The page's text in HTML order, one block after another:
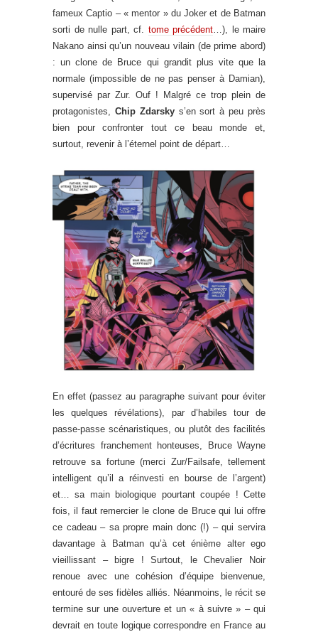
fameux Captio – « mentor » du Joker et de Batman
sorti de nulle part, cf. tome précédent …), le maire
Nakano ainsi qu’un nouveau vilain (de prime abord)
: un clone de Bruce qui grandit plus vite que la
normale (impossible de ne pas penser à Damian),
supervisé par Zur. Ouf ! Malgré ce trop plein de
protagonistes, Chip Zdarskys’en sort à peu près
bien pour confronter tout ce beau monde et,
surtout, revenir à l’éternel point de départ…
En effet (passez au paragraphe suivant pour éviter
les quelques révélations), par d’habiles tour de
passe-passe scénaristiques, ou plutôt des facilités
d’écritures franchement honteuses, Bruce Wayne
retrouve sa fortune (merci Zur/Failsafe, tellement
intelligent qu’il a réinvesti en bourse de l’argent)
et… sa main biologique pourtant coupée ! Cette
fois, il faut remercier le clone de Bruce qui lui offre
ce cadeau – sa propre main donc (!) – qui servira
davantage à Batman qu’à cet énième alter ego
vieillissant – bigre ! Surtout, le Chevalier Noir
renoue avec une cohésion d’équipe bienvenue,
entouré de ses fidèles alliés. Néanmoins, le récit se
termine sur une ouverture et un « à suivre » – qui
devrait en toute logique correspondre en France au